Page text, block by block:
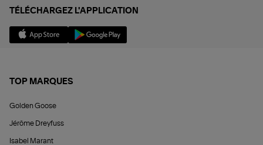
TÉLÉCHARGEZ L'APPLICATION
TOP MARQUES
Golden Goose
Jérôme Dreyfuss
Isabel Marant